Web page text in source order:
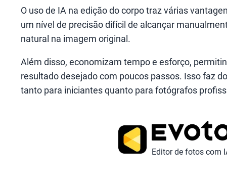
O uso de IA na edição do corpo traz várias
um nível de precisão difícil de alcançar
natural na imagem original.
Além disso, economizam tempo e esforço,
resultado desejado com poucos passos. Isso faz
tanto para iniciantes quanto para fotógrafos
Editor de fotos com